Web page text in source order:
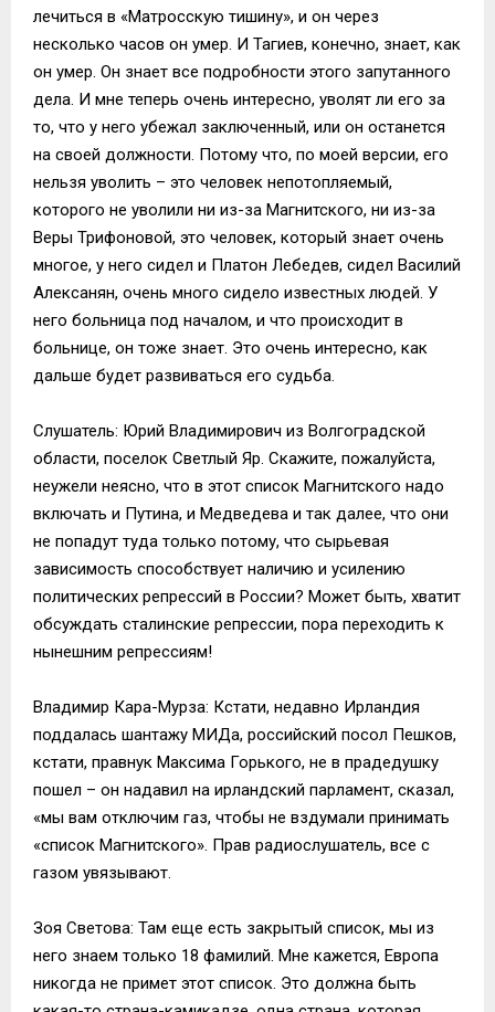
лечиться в «Матросскую тишину», и он через
несколько часов он умер. И Тагиев, конечно, знает, как
он умер. Он знает все подробности этого запутанного
дела. И мне теперь очень интересно, уволят ли его за
то, что у него убежал заключенный, или он останется
на своей должности. Потому что, по моей версии, его
нельзя уволить – это человек непотопляемый,
которого не уволили ни из-за Магнитского, ни из-за
Веры Трифоновой, это человек, который знает очень
многое, у него сидел и Платон Лебедев, сидел Василий
Алексанян, очень много сидело известных людей. У
него больница под началом, и что происходит в
больнице, он тоже знает. Это очень интересно, как
дальше будет развиваться его судьба.
Слушатель: Юрий Владимирович из Волгоградской
области, поселок Светлый Яр. Скажите, пожалуйста,
неужели неясно, что в этот список Магнитского надо
включать и Путина, и Медведева и так далее, что они
не попадут туда только потому, что сырьевая
зависимость способствует наличию и усилению
политических репрессий в России? Может быть, хватит
обсуждать сталинские репрессии, пора переходить к
нынешним репрессиям!
Владимир Кара-Мурза: Кстати, недавно Ирландия
поддалась шантажу МИДа, российский посол Пешков,
кстати, правнук Максима Горького, не в прадедушку
пошел – он надавил на ирландский парламент, сказал,
«мы вам отключим газ, чтобы не вздумали принимать
«список Магнитского». Прав радиослушатель, все с
газом увязывают.
Зоя Светова: Там еще есть закрытый список, мы из
него знаем только 18 фамилий. Мне кажется, Европа
никогда не примет этот список. Это должна быть